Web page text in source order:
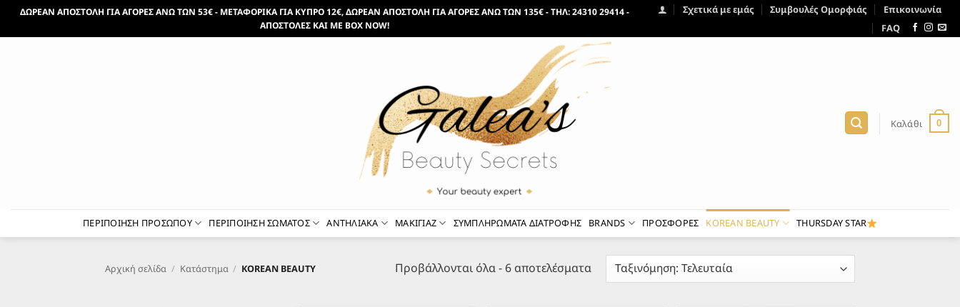
Μετάβαση
ΔΩΡΕΑΝ ΑΠΟΣΤΟΛΗ ΓΙΑ ΑΓΟΡΕΣ ΑΝΩ ΤΩΝ 53€ - ΜΕΤΑΦΟΡΙΚΑ ΓΙΑ ΚΥΠΡΟ 12€, ΔΩΡΕΑΝ ΑΠΟΣΤΟΛΗ ΓΙΑ ΑΓΟΡΕΣ ΑΝΩ ΤΩΝ 135€ - ΤΗΛ: 24310 29414 -
ΑΠΟΣΤΟΛΕΣ ΚΑΙ ΜΕ BOX NOW!
Σχετικά με εμάς Συμβουλές Ομορφιάς
Επικοινωνία
FAQ
Καλάθι 0
ΠΕΡΙΠΟΙΗΣΗ ΠΡΟΣΩΠΟΥ ΠΕΡΙΠΟΙΗΣΗ ΣΩΜΑΤΟΣ ΑΝΤΗΛΙΑΚΑ ΜΑΚΙΓΙΑΖ ΣΥΜΠΛΗΡΩΜΑΤΑ ΔΙΑΤΡΟΦΗΣ BRANDS ΠΡΟΣΦΟΡΕΣ KOREAN BEAUTY THURSDAY STAR
Αρχική σελίδα / Κατάστημα / KOREAN BEAUTY Προβάλλονται όλα - 6 αποτελέσματα Sorted